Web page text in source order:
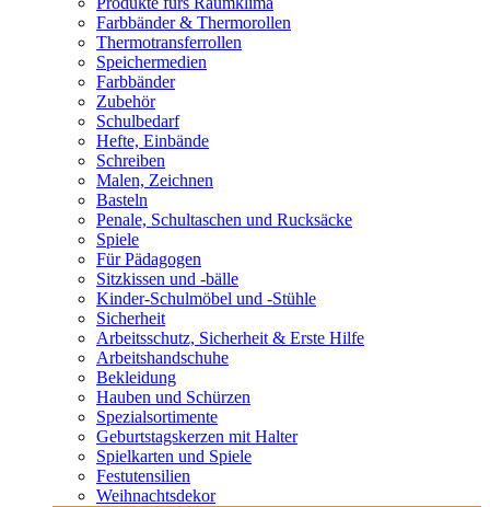
Farbbänder & Thermorollen
Thermotransferrollen
Speichermedien
Farbbänder
Zubehör
Schulbedarf
Hefte, Einbände
Schreiben
Malen, Zeichnen
Basteln
Penale, Schultaschen und Rucksäcke
Spiele
Für Pädagogen
Sitzkissen und -bälle
Kinder-Schulmöbel und -Stühle
Sicherheit
Arbeitsschutz, Sicherheit & Erste Hilfe
Arbeitshandschuhe
Bekleidung
Hauben und Schürzen
Spezialsortimente
Geburtstagskerzen mit Halter
Spielkarten und Spiele
Festutensilien
Weihnachtsdekor